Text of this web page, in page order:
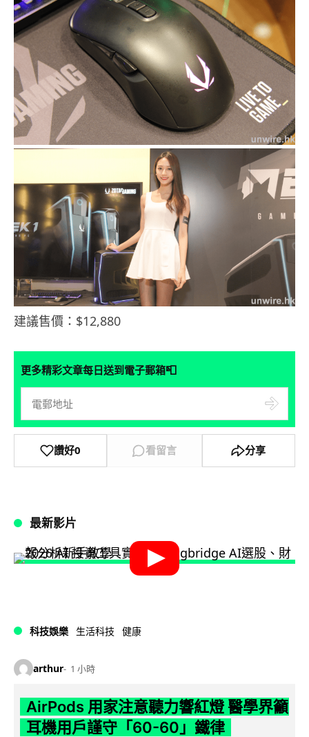
建議售價：$12,880
更多精彩文章每日送到電子郵箱📮
讚好0 看留言 分享
最新影片
科技娛樂 生活科技 健康
arthur 1 小時
AirPods 用家注意聽力響紅燈 醫學界籲
耳機用戶謹守「60-60」鐵律